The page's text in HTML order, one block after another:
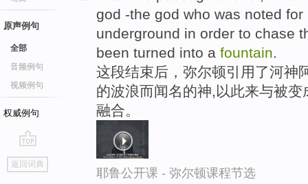
原声例句
全部
音频例句
视频例句
权威例句
go
top
返回词典
god -the god who was noted
underground in order to chase
been turned into a fountain.
这段结束后，弥尔顿引用了河神
的波浪而闻名的神,以此来与被
融合。
耶鲁公开课 - 弥尔顿课程节选